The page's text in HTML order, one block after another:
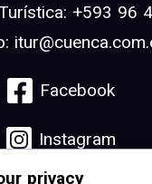
+593 96
Facebook
Instagram
privacy